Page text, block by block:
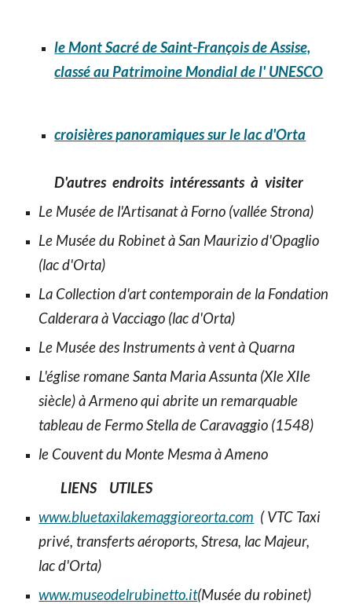
le Mont Sacré de Saint-François de Assise,
classé au Patrimoine Mondial de l' UNESCO
croisières panoramiques sur le lac d'Orta
D'autres endroits intéressants à visiter
Le Musée de l'Artisanat à Forno (vallée Strona)
Le Musée du Robinet à San Maurizio d'Opaglio
(lac d'Orta)
La Collection d'art contemporain de la Fondation
Calderara à Vacciago (lac d'Orta)
Le Musée des Instruments à vent à Quarna
L'église romane Santa Maria Assunta (XIe XIIe
siècle) à Armeno qui abrite un remarquable
tableau de Fermo Stella de Caravaggio (1548)
le Couvent du Monte Mesma à Ameno
LIENS UTILES
www.bluetaxilakemaggioreorta.com ( VTC Taxi
privé, transferts aéroports, Stresa, lac Majeur,
lac d'Orta)
www.museodelrubinetto.it(Musée du robinet)